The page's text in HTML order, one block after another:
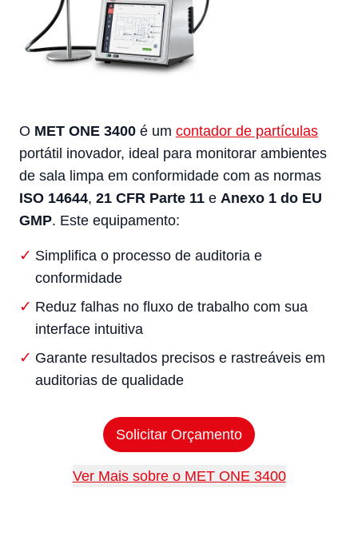
O MET ONE 3400 é um contador de partículas
portátil inovador, ideal para monitorar ambientes
de sala limpa em conformidade com as normas
ISO 14644, 21 CFR Parte 11 e Anexo 1 do EU
GMP. Este equipamento:
Simplifica o processo de auditoria e
conformidade
Reduz falhas no fluxo de trabalho com sua
interface intuitiva
Garante resultados precisos e rastreáveis em
auditorias de qualidade
Solicitar Orçamento
Ver Mais sobre o MET ONE 3400